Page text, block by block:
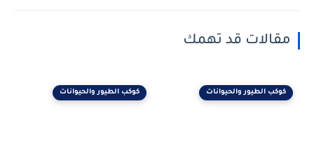
مقالات قد تهمك
كوكب الطيور والحيوانات كوكب الطيور والحيوانات